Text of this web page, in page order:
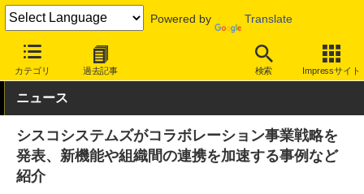
Powered by Translate
カテゴリ 過去記事 検索 Impressサイト
INTERNET Watch サービス/ソフト ソフトウェア ビジネスソ
ニュース
シスコシステムズがコラボレーション事業戦略を
発表、新機能や組織間の連携を加速する事例など
紹介